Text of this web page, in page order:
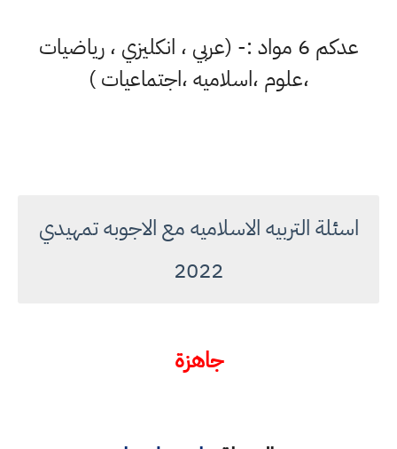
عدكم 6 مواد :- (عربي ، انكليزي ، رياضيات
،علوم ،اسلاميه ،اجتماعيات )
اسئلة التربيه الاسلاميه مع الاجوبه تمهيدي
2022
جاهزة